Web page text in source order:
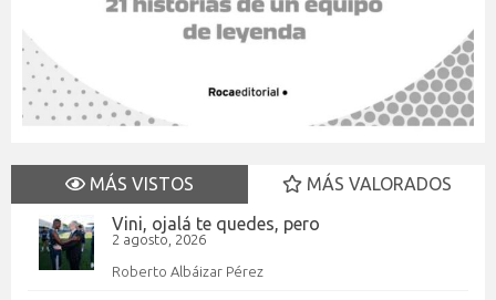
MÁS VISTOS
MÁS VALORADOS
Vini, ojalá te quedes, pero
2 agosto, 2026
Roberto Albáizar Pérez